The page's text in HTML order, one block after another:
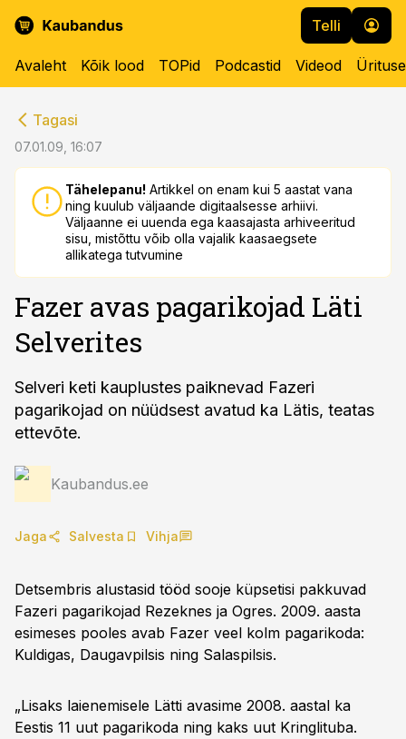
Telli
Avaleht Kõik lood TOPid Podcastid Videod
Tagasi
07.01.09, 16:07
Tähelepanu! Artikkel on enam kui 5 aastat vana
ning kuulub väljaande digitaalsesse arhiivi.
Väljaanne ei uuenda ega kaasajasta arhiveeritud
sisu, mistõttu võib olla vajalik kaasaegsete
allikatega tutvumine
Fazer avas pagarikojad Läti
Selverites
Selveri keti kauplustes paiknevad Fazeri
pagarikojad on nüüdsest avatud ka Lätis, teatas
ettevõte.
Kaubandus.ee
Jaga Salvesta Vihja
Detsembris alustasid tööd sooje küpsetisi pakkuvad
Fazeri pagarikojad Rezeknes ja Ogres. 2009. aasta
esimeses pooles avab Fazer veel kolm pagarikoda:
Kuldigas, Daugavpilsis ning Salaspilsis.
„Lisaks laienemisele Lätti avasime 2008. aastal ka
Eestis 11 uut pagarikoda ning kaks uut Kringlituba.